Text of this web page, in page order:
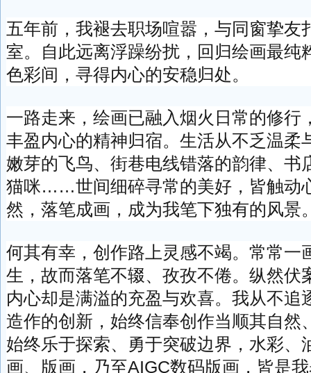
五年前，我褪去职场喧嚣，与同窗挚友
室。自此远离浮躁纷扰，回归绘画最纯
色彩间，寻得内心的安稳归处。
一路走来，绘画已融入烟火日常的修行
丰盈内心的精神归宿。生活从不乏温柔
嫩芽的飞鸟、街巷电线错落的韵律、书
猫咪……世间细碎寻常的美好，皆触动
然，落笔成画，成为我笔下独有的风景
何其有幸，创作路上灵感不竭。常常一
生，故而落笔不辍、孜孜不倦。纵然伏
内心却是满溢的充盈与欢喜。我从不追
造作的创新，始终信奉创作当顺其自然
始终乐于探索、勇于突破边界，水彩、
画、版画，乃至AIGC数码版画，皆是